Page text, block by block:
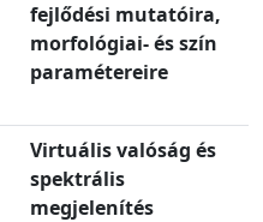
fejlődési mutatóira,
morfológiai- és szín
paramétereire
Virtuális valóság és
spektrális
megjelenítés